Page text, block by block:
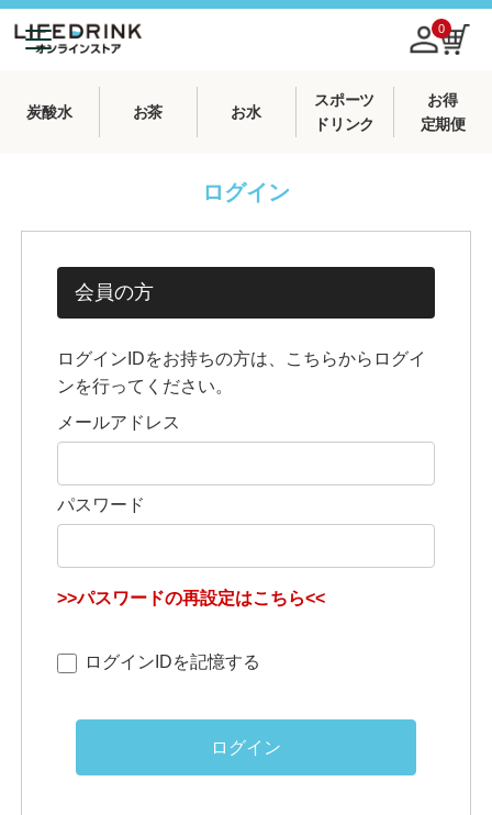
0
炭酸水 お茶 お水
スポーツ
ドリンク
お得
定期便
ログイン
会員の方
ログインIDをお持ちの方は、こちらからログイ
ンを行ってください。
メールアドレス
パスワード
>>パスワードの再設定はこちら<<
ログインIDを記憶する
ログイン